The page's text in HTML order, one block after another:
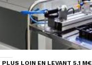
PLUS LOIN EN LEVANT 5,1 M€